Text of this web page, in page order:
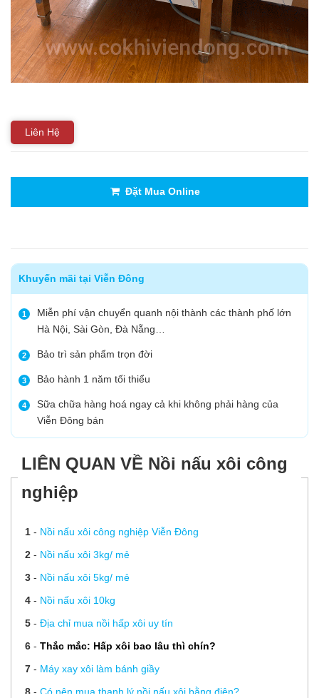
Liên Hệ
Đặt Mua Online
Khuyến mãi tại Viễn Đông
1
Miễn phí vận chuyển quanh nội thành các thành phố lớn
Hà Nội, Sài Gòn, Đà Nẵng…
2 Bảo trì sản phẩm trọn đời
3 Bảo hành 1 năm tối thiểu
4
Sữa chữa hàng hoá ngay cả khi không phải hàng của
Viễn Đông bán
LIÊN QUAN VỀ Nồi nấu xôi công
nghiệp
1- Nồi nấu xôi công nghiệp Viễn Đông
2- Nồi nấu xôi 3kg/ mẻ
3- Nồi nấu xôi 5kg/ mẻ
4- Nồi nấu xôi 10kg
5- Địa chỉ mua nồi hấp xôi uy tín
6- Thắc mắc: Hấp xôi bao lâu thì chín?
7- Máy xay xôi làm bánh giầy
8- Có nên mua thanh lý nồi nấu xôi bằng điện?